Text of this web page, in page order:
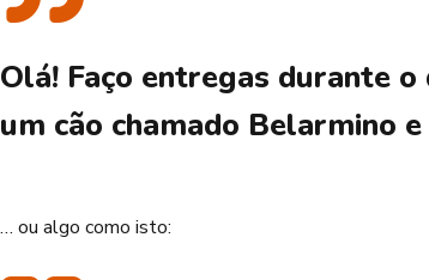
Olá! Faço entregas durante
um cão chamado Belarmino
… ou algo como isto: